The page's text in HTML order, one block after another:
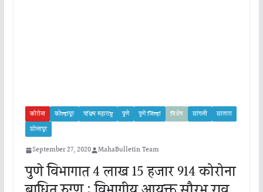
कोरोना कोल्हापूर पश्चिम महाराष्ट्र पुणे पुणे जिल्हा विशेष सांगली
सातारा
सोलापूर
September 27, 2020 MahaBulletin Team
पुणे विभागात 4 लाख 15 हजार 914 कोरोना